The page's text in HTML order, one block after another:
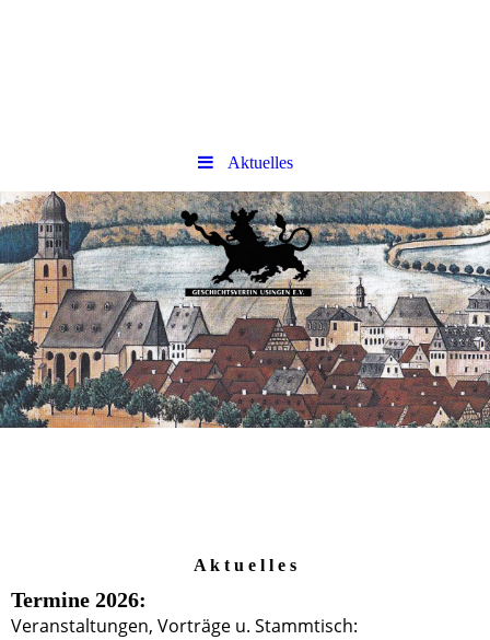
Aktuelles
A k t u e l l e s
Termine 2026:
Veranstaltungen, Vorträge u. Stammtisch: